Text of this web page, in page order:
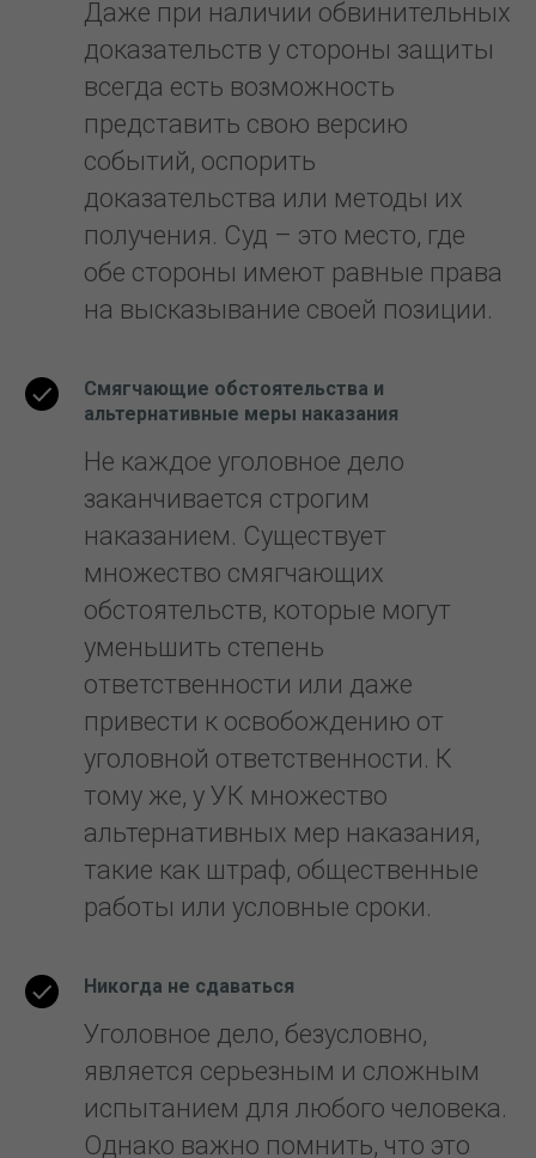
Даже при наличии обвинительных
доказательств у стороны защиты
всегда есть возможность
представить свою версию
событий, оспорить
доказательства или методы их
получения. Суд – это место, где
обе стороны имеют равные права
на высказывание своей позиции.
Смягчающие обстоятельства и
альтернативные меры наказания
Не каждое уголовное дело
заканчивается строгим
наказанием. Существует
множество смягчающих
обстоятельств, которые могут
уменьшить степень
ответственности или даже
привести к освобождению от
уголовной ответственности. К
тому же, у УК множество
альтернативных мер наказания,
такие как штраф, общественные
работы или условные сроки.
Никогда не сдаваться
Уголовное дело, безусловно,
является серьезным и сложным
испытанием для любого человека.
Однако важно помнить, что это